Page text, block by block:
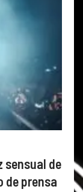
sensual de
de prensa